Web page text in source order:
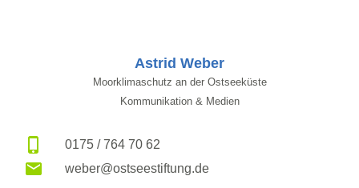
Astrid Weber
Moorklimaschutz an der Ostseeküste
Kommunikation & Medien
0175 / 764 70 62
weber@ostseestiftung.de